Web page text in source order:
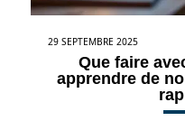
29 SEPTEMBRE 2025
Que faire
apprendre de